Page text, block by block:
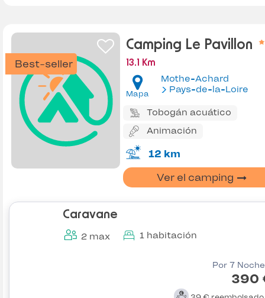
Best-seller
Camping Le Pavillon
13.1 Km
Mapa
Mothe-Achard
Pays-de-la-Loire
Tobogán acuático
Animación
12 km
Ver el camping
Caravane
2 max 1 habitación
Por 7
390